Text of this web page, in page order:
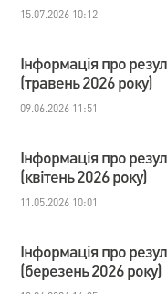
15.07.2026 10:12
Інформація про
(травень 2026 року)
09.06.2026 11:51
Інформація про
(квітень 2026 року)
11.05.2026 10:01
Інформація про
(березень 2026 року)